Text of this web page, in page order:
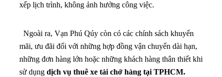
xếp lịch trình, không ảnh hưởng công việc.
Ngoài ra, Vạn Phú Qúy còn có các chính sách khuyến
mãi, ưu đãi đối với những hợp đồng vận chuyển dài hạn,
những đơn hàng lớn hoặc những khách hàng thân thiết khi
sử dụng dịch vụ thuê xe tải chở hàng tại TPHCM.